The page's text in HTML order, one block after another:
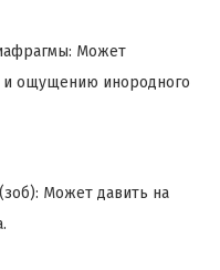
Может
и ощущению инородного
Может давить на